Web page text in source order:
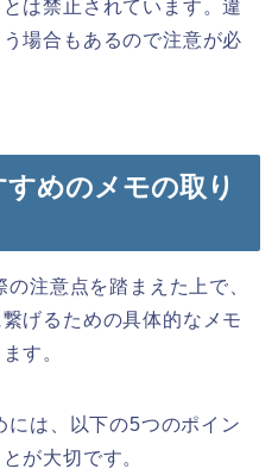
は禁止されています。違
場合もあるので注意が必
めのメモの取り
注意点を踏まえた上で、
げるための具体的なメモ
す。
は、以下の5つのポイン
が大切です。